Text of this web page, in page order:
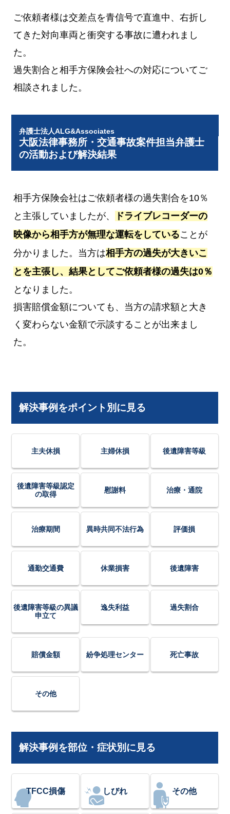
ご依頼者様は交差点を青信号で直進中、右折し
てきた対向車両と衝突する事故に遭われまし
た。
過失割合と相手方保険会社への対応についてご
相談されました。
弁護士法人ALG&Associates
大阪法律事務所・交通事故案件担当弁護士
の活動および解決結果
相手方保険会社はご依頼者様の過失割合を10％
と主張していましたが、
ドライブレコーダーの
映像から相手方が無理な運転をしていることが
分かりました。当方は相手方の過失が大きいこ
とを主張し、結果としてご依頼者様の過失は0％
となりました。
損害賠償金額についても、当方の請求額と大き
く変わらない金額で示談することが出来まし
た。
解決事例をポイント別に見る
主夫休損 主婦休損 後遺障害等級
後遺障害等級認定
の取得
慰謝料 治療・通院
治療期間 異時共同不法行為 評価損
通勤交通費 休業損害 後遺障害
後遺障害等級の異議
申立て
逸失利益 過失割合
賠償金額 紛争処理センター 死亡事故
その他
解決事例を部位・症状別に見る
TFCC損傷 しびれ その他